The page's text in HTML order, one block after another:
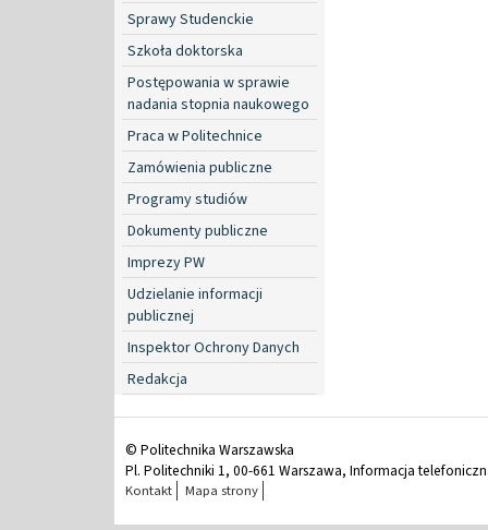
Sprawy Studenckie
Szkoła doktorska
Postępowania w sprawie
nadania stopnia naukowego
Praca w Politechnice
Zamówienia publiczne
Programy studiów
Dokumenty publiczne
Imprezy PW
Udzielanie informacji
publicznej
Inspektor Ochrony Danych
Redakcja
© Politechnika Warszawska
Pl. Politechniki 1, 00-661 Warszawa, Informacja
Kontakt Mapa strony